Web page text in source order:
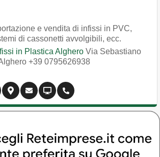
e vendita di infissi in PVC,
di cassonetti avvolgibili, ecc.
in Plastica Alghero Via Sebastiano
+39 0795626938